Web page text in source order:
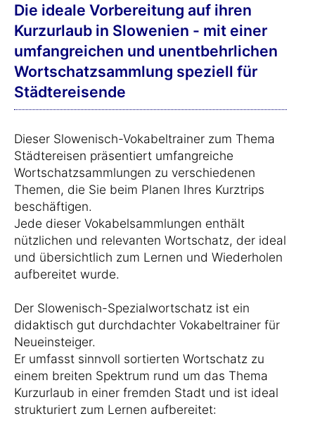
Die ideale Vorbereitung auf ihren
Kurzurlaub in Slowenien - mit einer
umfangreichen und unentbehrlichen
Wortschatzsammlung speziell für
Städtereisende
Dieser Slowenisch-Vokabeltrainer zum Thema
Städtereisen präsentiert umfangreiche
Wortschatzsammlungen zu verschiedenen
Themen, die Sie beim Planen Ihres Kurztrips
beschäftigen.
Jede dieser Vokabelsammlungen enthält
nützlichen und relevanten Wortschatz, der ideal
und übersichtlich zum Lernen und Wiederholen
aufbereitet wurde.
Der Slowenisch-Spezialwortschatz ist ein
didaktisch gut durchdachter Vokabeltrainer für
Neueinsteiger.
Er umfasst sinnvoll sortierten Wortschatz zu
einem breiten Spektrum rund um das Thema
Kurzurlaub in einer fremden Stadt und ist ideal
strukturiert zum Lernen aufbereitet: